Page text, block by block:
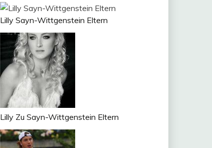
Lilly Sayn-Wittgenstein Eltern
Lilly Zu Sayn-Wittgenstein Eltern